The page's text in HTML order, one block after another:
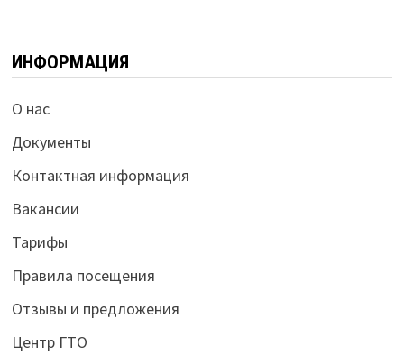
ИНФОРМАЦИЯ
О нас
Документы
Контактная информация
Вакансии
Тарифы
Правила посещения
Отзывы и предложения
Центр ГТО